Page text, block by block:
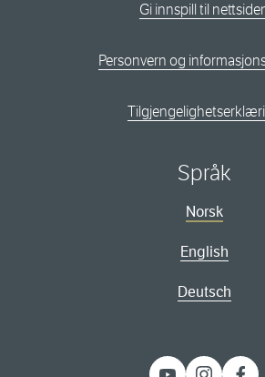
Gi innspill til
Personvern og
Språk
Norsk
English
Deutsch